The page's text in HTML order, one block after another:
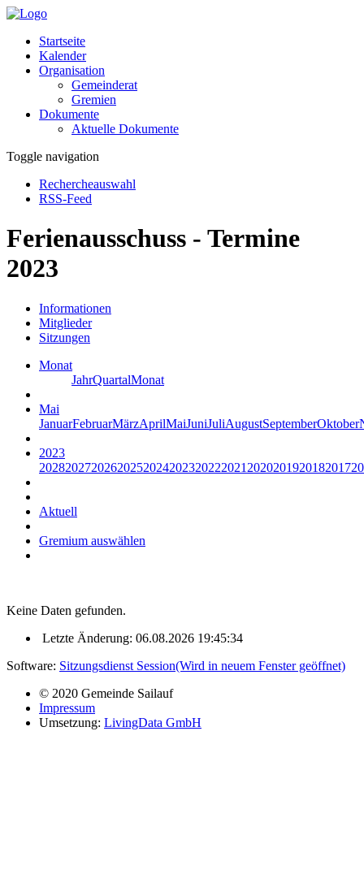
Startseite
Kalender
Organisation
Gemeinderat
Gremien
Dokumente
Aktuelle Dokumente
Toggle navigation
Rechercheauswahl
RSS-Feed
Ferienausschuss - Termine
2023
Informationen
Mitglieder
Sitzungen
Monat
JahrQuartalMonat
Mai
JanuarFebruarMärzAprilMaiJuniJuliAugustSeptemberOktober
2023
20282027202620252024202320222021 2020201920182017
Aktuell
Gremium auswählen
Keine Daten gefunden.
Letzte Änderung: 06.08.2026 19:45:34
Software: Sitzungsdienst Session(Wird in neuem Fenster geöffnet)
© 2020 Gemeinde Sailauf
Impressum
Umsetzung: LivingData GmbH